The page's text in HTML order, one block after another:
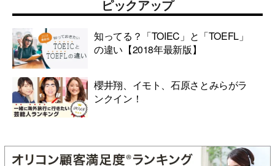
ピックアップ
知ってる？「TOIEC」と「TOEFL」
の違い【2018年最新版】
櫻井翔、イモト、石原さとみらがラ
ンクイン！